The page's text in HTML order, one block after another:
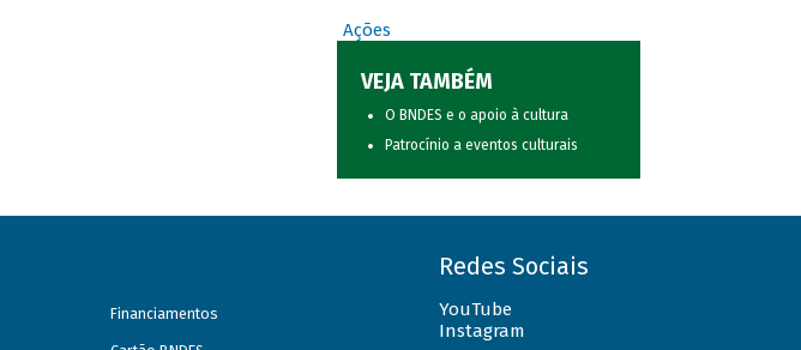
Ações
VEJA TAMBÉM
O BNDES e o apoio à cultura
Patrocínio a eventos culturais
Financiamentos
Redes Sociais
YouTube
Instagram